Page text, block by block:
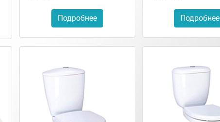
Подробнее Подробнее